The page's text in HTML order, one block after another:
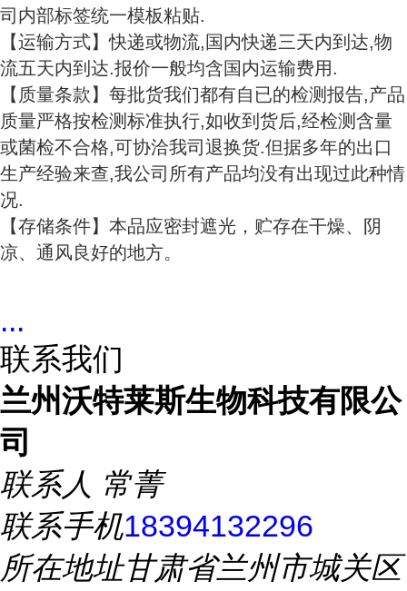
司内部标签统一模板粘贴.
【运输方式】快递或物流,国内快递三天内到达,物
流五天内到达.报价一般均含国内运输费用.
【质量条款】每批货我们都有自已的检测报告,产品
质量严格按检测标准执行,如收到货后,经检测含量
或菌检不合格,可协洽我司退换货.但据多年的出口
生产经验来查,我公司所有产品均没有出现过此种情
况.
【存储条件】本品应密封遮光，贮存在干燥、阴
凉、通风良好的地方。
...
联系我们
兰州沃特莱斯生物科技有限公
司
联系人 常菁
联系手机18394132296
所在地址甘肃省兰州市城关区